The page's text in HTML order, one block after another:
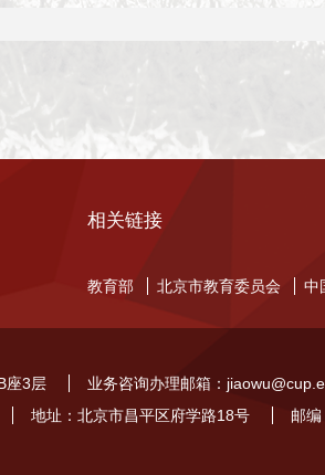
相关链接
教育部 北京市教育委员会 中
座3层
业务咨询办理邮箱：
地址：北京市昌平区府学路18号 邮